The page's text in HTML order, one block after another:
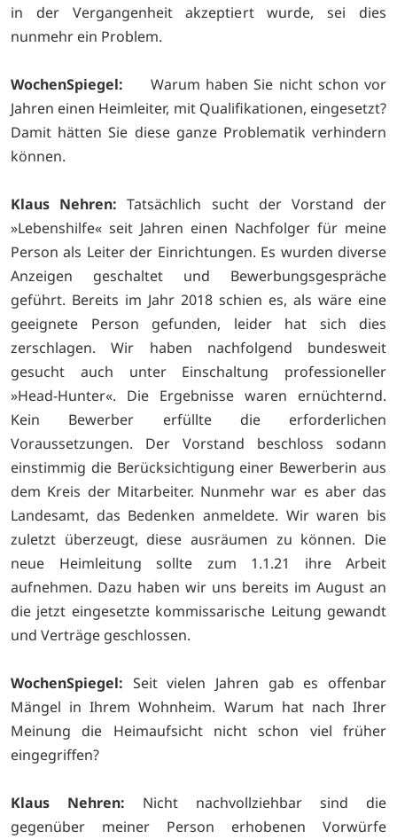
in der Vergangenheit akzeptiert wurde, sei dies
nunmehr ein Problem.
WochenSpiegel:
Warum haben Sie nicht schon vor
Jahren einen Heimleiter, mit Qualifikationen, eingesetzt?
Damit hätten Sie diese ganze Problematik verhindern
können.
Klaus Nehren:Tatsächlich sucht der Vorstand der
»Lebenshilfe« seit Jahren einen Nachfolger für meine
Person als Leiter der Einrichtungen. Es wurden diverse
Anzeigen geschaltet und Bewerbungsgespräche
geführt. Bereits im Jahr 2018 schien es, als wäre eine
geeignete Person gefunden, leider hat sich dies
zerschlagen. Wir haben nachfolgend bundesweit
gesucht auch unter Einschaltung professioneller
»Head-Hunter«. Die Ergebnisse waren ernüchternd.
Kein Bewerber erfüllte die erforderlichen
Voraussetzungen. Der Vorstand beschloss sodann
einstimmig die Berücksichtigung einer Bewerberin aus
dem Kreis der Mitarbeiter. Nunmehr war es aber das
Landesamt, das Bedenken anmeldete. Wir waren bis
zuletzt überzeugt, diese ausräumen zu können. Die
neue Heimleitung sollte zum 1.1.21 ihre Arbeit
aufnehmen. Dazu haben wir uns bereits im August an
die jetzt eingesetzte kommissarische Leitung gewandt
und Verträge geschlossen.
WochenSpiegel: Seit vielen Jahren gab es offenbar
Mängel in Ihrem Wohnheim. Warum hat nach Ihrer
Meinung die Heimaufsicht nicht schon viel früher
eingegriffen?
Klaus Nehren: Nicht nachvollziehbar sind die
gegenüber meiner Person erhobenen Vorwürfe